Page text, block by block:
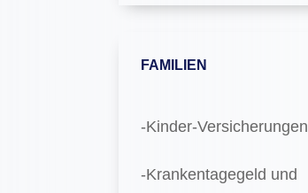
FAMILIEN
-Kinder-Versicherungen
-Krankentagegeld und